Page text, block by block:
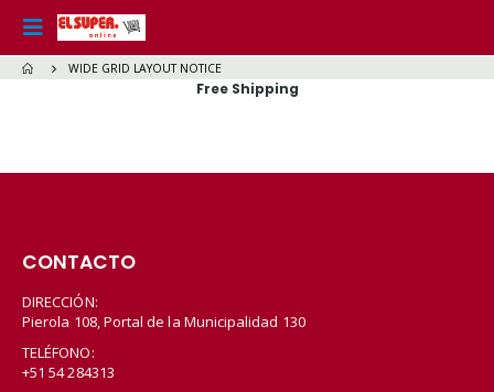
WIDE GRID LAYOUT NOTICE
Free Shipping
CONTACTO
DIRECCIÓN:
Pierola 108, Portal de la Municipalidad 130
TELÉFONO:
+51 54 284313